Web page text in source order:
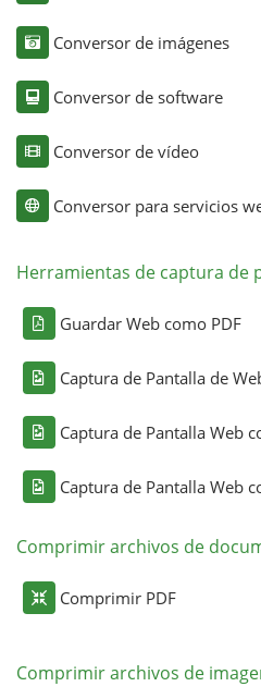
Conversor de imágenes
Conversor de software
Conversor de vídeo
Conversor para servicios
Herramientas de captura de
Guardar Web como PDF
Captura de Pantalla de
Captura de Pantalla Web
Captura de Pantalla Web
Comprimir archivos de
Comprimir PDF
Comprimir archivos de